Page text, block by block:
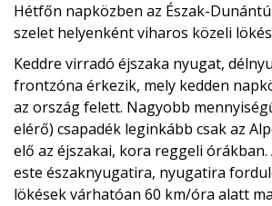
Hétfőn napközben az Észak-
szelet helyenként viharos közeli
Keddre virradó éjszaka nyugat,
frontzóna érkezik, mely kedden
az ország felett. Nagyobb
elérő) csapadék leginkább csak az
elő az éjszakai, kora reggeli órákban.
este északnyugatira, nyugatira
lökések várhatóan 60 km/óra alatt